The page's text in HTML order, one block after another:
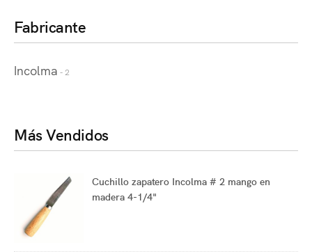
Fabricante
Incolma - 2
Más Vendidos
Cuchillo zapatero Incolma # 2 mango en
madera 4-1/4"